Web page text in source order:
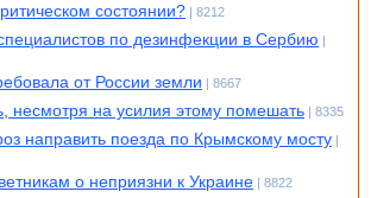
состоянии? | 8212
по дезинфекции в Сербию |
от России земли | 8667
несмотря на усилия этому помешать | 8335
направить поезда по Крымскому мосту |
о неприязни к Украине | 8822